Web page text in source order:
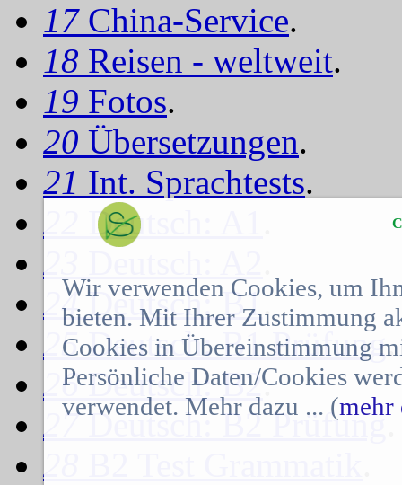
17 China-Service.
18 Reisen - weltweit.
19 Fotos.
20 Übersetzungen.
21 Int. Sprachtests.
22
Deutsch: A1
23
24Deutsch: B1.
25Deutsch: B1 Prüfung.
26Deutsch: B2.
27Deutsch: B2 Prüfung.
28
Wir verwenden Cookies, um
bieten. Mit Ihrer Zustimmung
Cookies in Übereinstimmung
Persönliche Daten/Cookies
verwendet. Mehr dazu ... (mehr